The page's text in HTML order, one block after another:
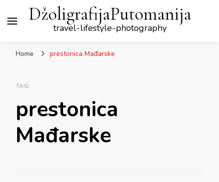
DžoligrafijaPutomanija
travel-lifestyle-photography
Home prestonica Mađarske
TAG
prestonica
Mađarske